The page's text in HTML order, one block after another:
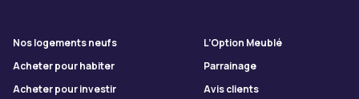
Nos logements neufs
L’Option Meublé
Acheter pour habiter
Parrainage
Acheter pour investir
Avis clients